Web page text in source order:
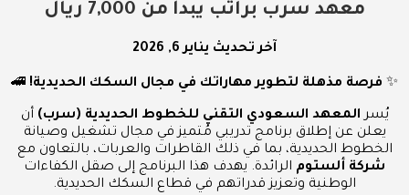
معهد سرب براتب يبدأ من 7,000 ريال
آخر تحديث يناير 6, 2026
✨ فرصة مذهلة لتطوير مهاراتك في مجال السكك الحديدية! 🚄
يُسر المعهد السعودي التقني للخطوط الحديدية (سرب) أن
يعلن عن إطلاق برنامج تدريبي مُتميز في مجال تشغيل وصيانة
الخطوط الحديدية، بما في ذلك القاطرات والعربات، بالتعاون مع
شركة ألستوم الرائدة. يهدف هذا البرنامج إلى صقل الكفاءات
الوطنية وتعزيز قدراتهم في قطاع السكك الحديدية.